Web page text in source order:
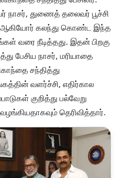
நாசர், துணைத் தலைவர் பூச்சி
ஆகியோர் கலந்து கொண்ட இந்த
வரை நீடித்தது. இதன் பிறகு
பேசிய நாசர், மரியாதை
சந்தித்து
வளர்ச்சி, எதிர்கால
குறித்து பல்வேறு
தெரிவித்தார்.